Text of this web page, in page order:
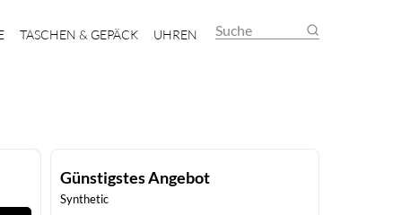
TASCHEN & GEPÄCK UHREN Suche
Günstigstes Angebot
Synthetic